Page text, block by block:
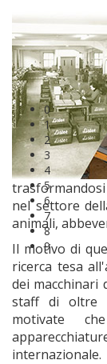
0
1
2
3
4
5
6
7
8
9
nel settore
animali,
Il motivo di
ricerca tesa
dei
staff di oltre
motivate
internazionale.